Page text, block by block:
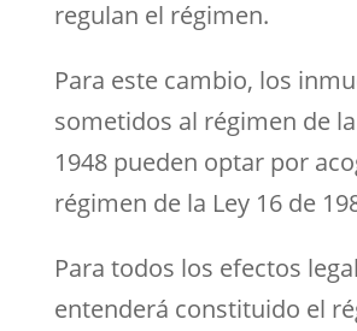
regulan el régimen.
Para este cambio, los
sometidos al régimen de
1948 pueden optar por
régimen de la Ley 16 de
Para todos los efectos
entenderá constituido el